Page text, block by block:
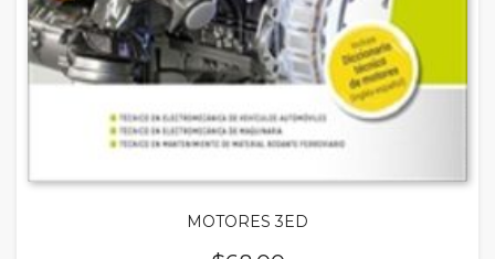
MOTORES 3ED